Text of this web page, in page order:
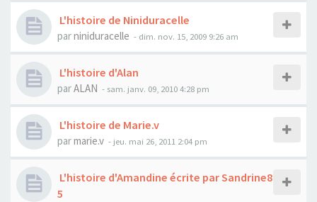
L'histoire de Niniduracelle
parniniduracelle - dim. nov. 15, 2009 9:26 am
L'histoire d'Alan
parALAN - sam. janv. 09, 2010 4:28 pm
L'histoire de Marie.v
parmarie.v - jeu. mai 26, 2011 2:04 pm
L'histoire d'Amandine écrite par Sandrine8
5